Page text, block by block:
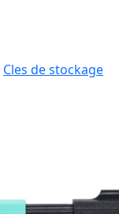
Cles de stockage